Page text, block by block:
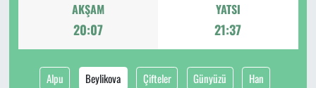
AKŞAM
20:07
YATSI
21:37
Alpu Beylikova Çifteler Günyüzü
Han